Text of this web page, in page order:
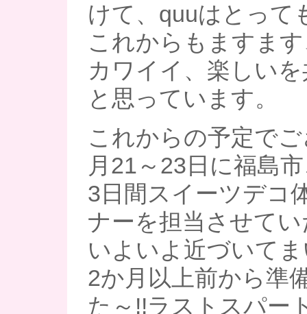
けて、quuはとって
これからもますま
カワイイ、楽しい
と思っています。
これからの予定で
月21～23日に福島
3日間スイーツデコ
ナーを担当させて
いよいよ近づいて
2か月以上前から準
た～!!ラストスパー